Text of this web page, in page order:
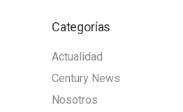
Categorías
Actualidad
Century News
Nosotros